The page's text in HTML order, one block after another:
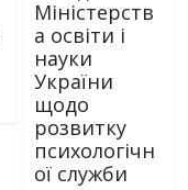
Міністерств
а освіти і
науки
України
щодо
розвитку
психологічн
ої служби